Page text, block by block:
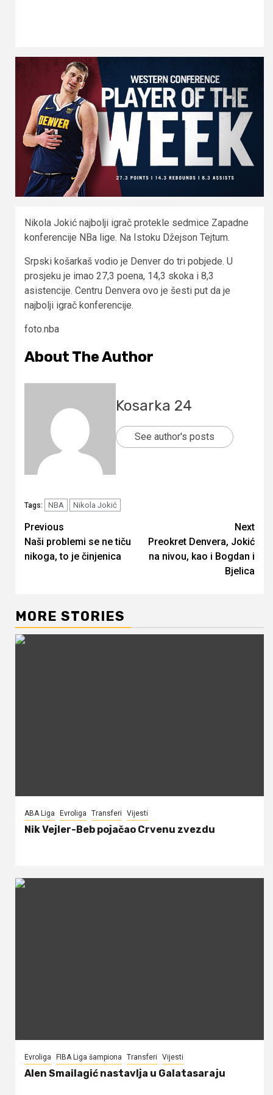
Nikola Jokić najbolji igrač protekle sedmice Zapadne
konferencije NBa lige. Na Istoku Džejson Tejtum.
Srpski košarkaš vodio je Denver do tri pobjede. U
prosjeku je imao 27,3 poena, 14,3 skoka i 8,3
asistencije. Centru Denvera ovo je šesti put da je
najbolji igrač konferencije.
foto.nba
About The Author
Kosarka 24
See author's posts
Tags: NBA Nikola Jokić
Continue
Reading
Previous
Naši problemi se ne tiču
nikoga, to je činjenica
Next
Preokret Denvera, Jokić
na nivou, kao i Bogdan i
Bjelica
MORE STORIES
ABA Liga Evroliga Transferi Vijesti
Nik Vejler-Beb pojačao Crvenu zvezdu
Evroliga FIBA Liga šampiona Transferi Vijesti
Alen Smailagić nastavlja u Galatasaraju